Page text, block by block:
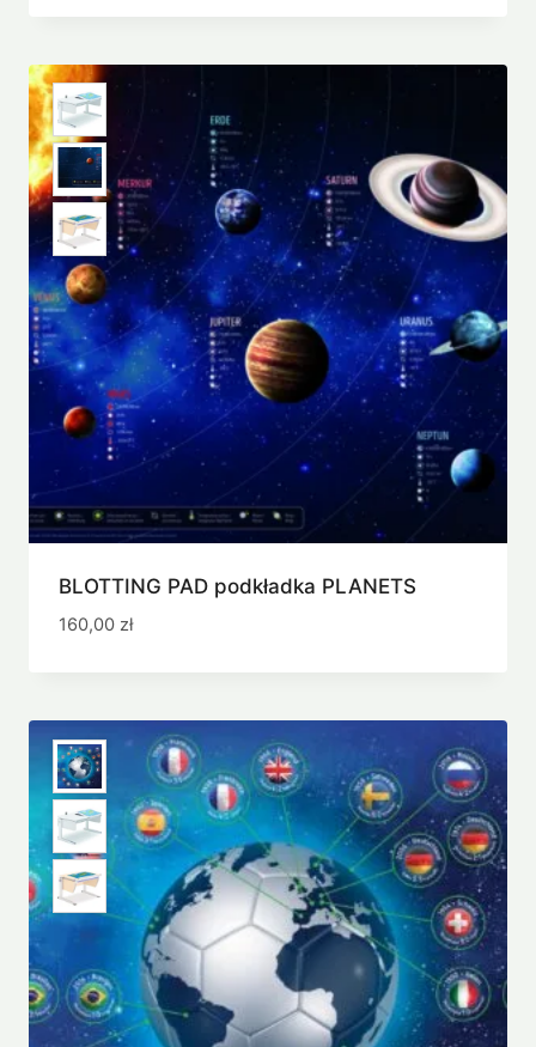
BLOTTING PAD podkładka PLANETS
160,00 zł